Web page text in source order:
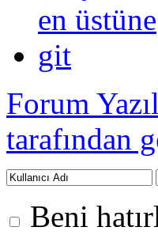
Forum
tarafından
Beni